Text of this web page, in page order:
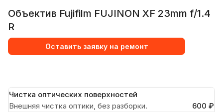
Объектив Fujifilm FUJINON XF 23mm f/1.4
R
Оставить заявку на ремонт
Чистка оптических поверхностей
Внешняя чистка оптики, без разборки.
600 ₽